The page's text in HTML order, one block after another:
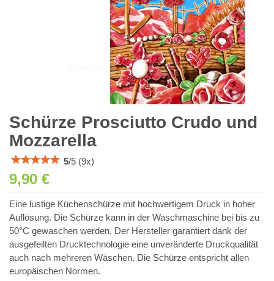
Schürze Prosciutto Crudo und
Mozzarella
5/5 (9x)
9,90 €
Eine lustige Küchenschürze mit hochwertigem Druck in hoher
Auflösung. Die Schürze kann in der Waschmaschine bei bis zu
50°C gewaschen werden. Der Hersteller garantiert dank der
ausgefeilten Drucktechnologie eine unveränderte Druckqualität
auch nach mehreren Wäschen. Die Schürze entspricht allen
europäischen Normen.